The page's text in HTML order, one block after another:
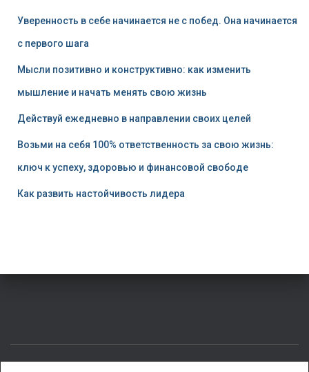
Уверенность в себе начинается не с побед. Она начинается
с первого шага
Мысли позитивно и конструктивно: как изменить
мышление и начать менять свою жизнь
Действуй ежедневно в направлении своих целей
Возьми на себя 100% ответственность за свою жизнь:
ключ к успеху, здоровью и финансовой свободе
Как развить настойчивость лидера